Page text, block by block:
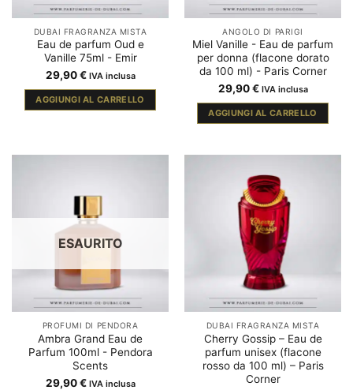
DUBAI FRAGRANZA MISTA
Eau de parfum Oud e
Vanille 75ml - Emir
29,90€ IVA inclusa
AGGIUNGI AL CARRELLO
ANGOLO DI PARIGI
Miel Vanille - Eau de parfum
per donna (flacone dorato
da 100 ml) - Paris Corner
29,90€ IVA inclusa
AGGIUNGI AL CARRELLO
ESAURITO
PROFUMI DI PENDORA
Ambra Grand Eau de
Parfum 100ml - Pendora
Scents
29,90€ IVA inclusa
DUBAI FRAGRANZA MISTA
Cherry Gossip – Eau de
parfum unisex (flacone
rosso da 100 ml) – Paris
Corner